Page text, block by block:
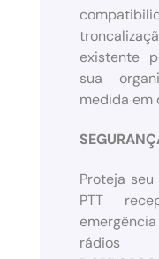
existente
sua
medida em
Proteja
PTT